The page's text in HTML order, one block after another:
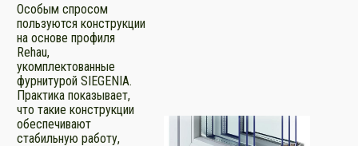
Особым спросом
пользуются конструкции
на основе профиля
Rehau,
укомплектованные
фурнитурой SIEGENIA.
Практика показывает,
что такие конструкции
обеспечивают
стабильную работу,